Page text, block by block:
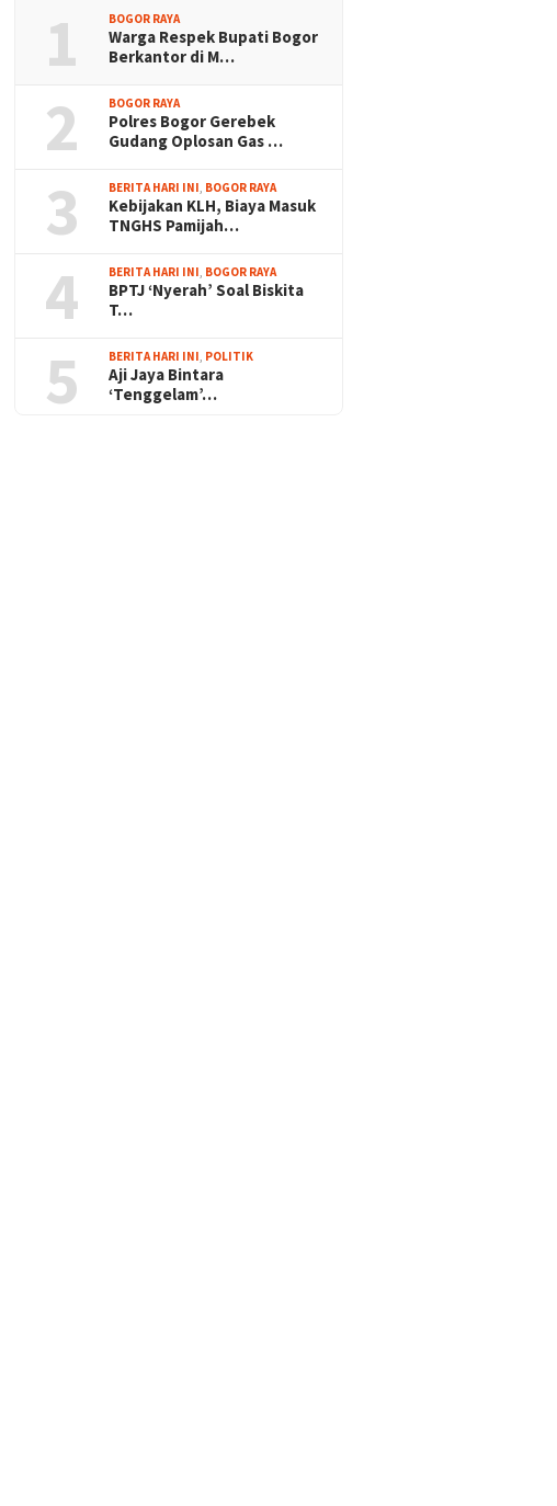
1 BOGOR RAYA
Warga Respek Bupati Bogor
Berkantor di M…
2 BOGOR RAYA
Polres Bogor Gerebek
Gudang Oplosan Gas …
3 BERITA HARI INI, BOGOR RAYA
Kebijakan KLH, Biaya Masuk
TNGHS Pamijah…
4 BERITA HARI INI, BOGOR RAYA
BPTJ ‘Nyerah’ Soal Biskita
T…
5 BERITA HARI INI, POLITIK
Aji Jaya Bintara
‘Tenggelam’…